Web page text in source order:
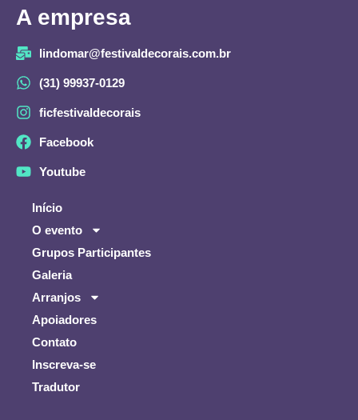
A empresa
lindomar@festivaldecorais.com.br
(31) 99937-0129
ficfestivaldecorais
Facebook
Youtube
Início
O evento
Grupos Participantes
Galeria
Arranjos
Apoiadores
Contato
Inscreva-se
Tradutor